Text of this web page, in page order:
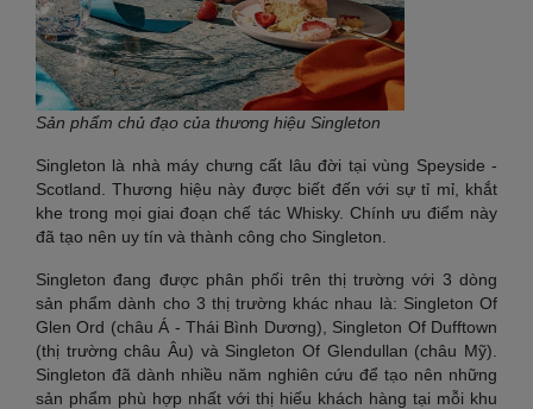
Sản phẩm chủ đạo của thương hiệu Singleton
Singleton là nhà máy chưng cất lâu đời tại vùng Speyside -
Scotland. Thương hiệu này được biết đến với sự tỉ mỉ, khắt
khe trong mọi giai đoạn chế tác Whisky. Chính ưu điểm này
đã tạo nên uy tín và thành công cho Singleton.
Singleton đang được phân phối trên thị trường với 3 dòng
sản phẩm dành cho 3 thị trường khác nhau là: Singleton Of
Glen Ord (châu Á - Thái Bình Dương), Singleton Of Dufftown
(thị trường châu Âu) và Singleton Of Glendullan (châu Mỹ).
Singleton đã dành nhiều năm nghiên cứu để tạo nên những
sản phẩm phù hợp nhất với thị hiếu khách hàng tại mỗi khu